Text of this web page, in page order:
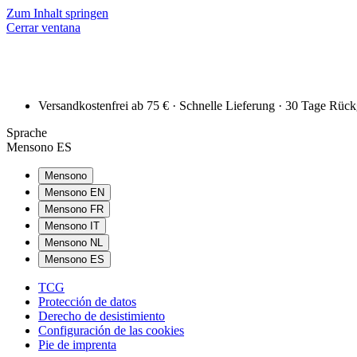
Zum Inhalt springen
Cerrar ventana
Versandkostenfrei ab 75 € · Schnelle Lieferung · 30 Tage
Sprache
Mensono ES
Mensono
Mensono EN
Mensono FR
Mensono IT
Mensono NL
Mensono ES
TCG
Protección de datos
Derecho de desistimiento
Configuración de las cookies
Pie de imprenta